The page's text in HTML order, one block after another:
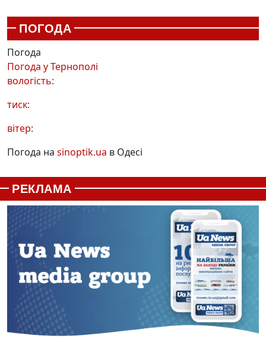
ПОГОДА
Погода
Погода уТернополі
вологість:
тиск:
вітер:
Погода на sinoptik.ua в Одесі
РЕКЛАМА